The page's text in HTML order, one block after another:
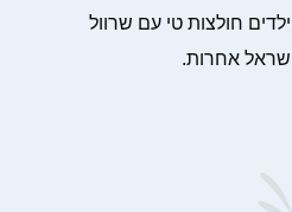
חולצות טי עם שרוול
אחרות.